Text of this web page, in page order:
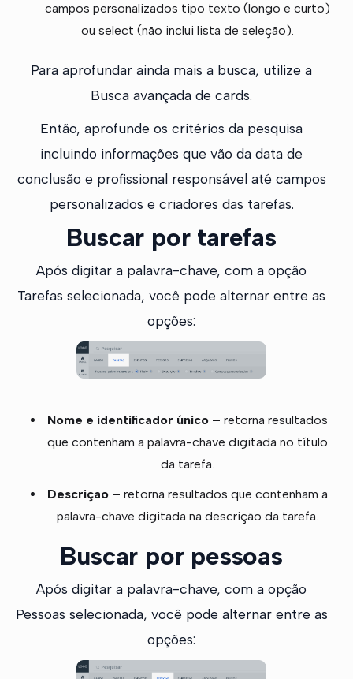
campos personalizados tipo texto (longo e curto)
ou select (não inclui lista de seleção).
Para aprofundar ainda mais a busca, utilize a
Busca avançada de cards.
Então, aprofunde os critérios da pesquisa
incluindo informações que vão da data de
conclusão e profissional responsável até campos
personalizados e criadores das tarefas.
Buscar por tarefas
Após digitar a palavra-chave, com a opção
Tarefas selecionada, você pode alternar entre as
opções:
Nome e identificador único – retorna resultados
que contenham a palavra-chave digitada no título
da tarefa.
Descrição – retorna resultados que contenham a
palavra-chave digitada na descrição da tarefa.
Buscar por pessoas
Após digitar a palavra-chave, com a opção
Pessoas selecionada, você pode alternar entre as
opções: